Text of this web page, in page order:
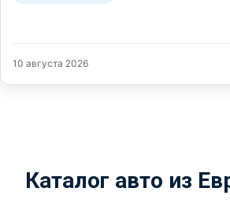
10 августа 2026
Каталог авто из